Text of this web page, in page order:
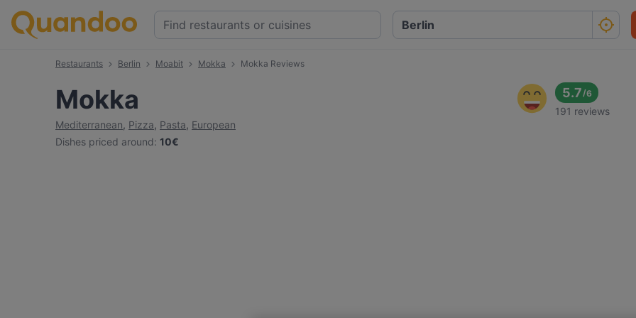
Restaurants Berlin Moabit Mokka Mokka Reviews
Mokka
Mediterranean, Pizza, Pasta, European
Dishes priced around: 10€
5.7/6
191 reviews